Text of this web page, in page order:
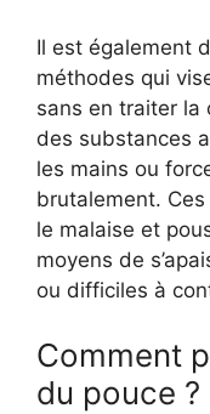
Il est également
méthodes qui
sans en traiter la
des substances
les mains ou
brutalement.
le malaise et
moyens de
ou difficiles à
Comment
du pouce ?